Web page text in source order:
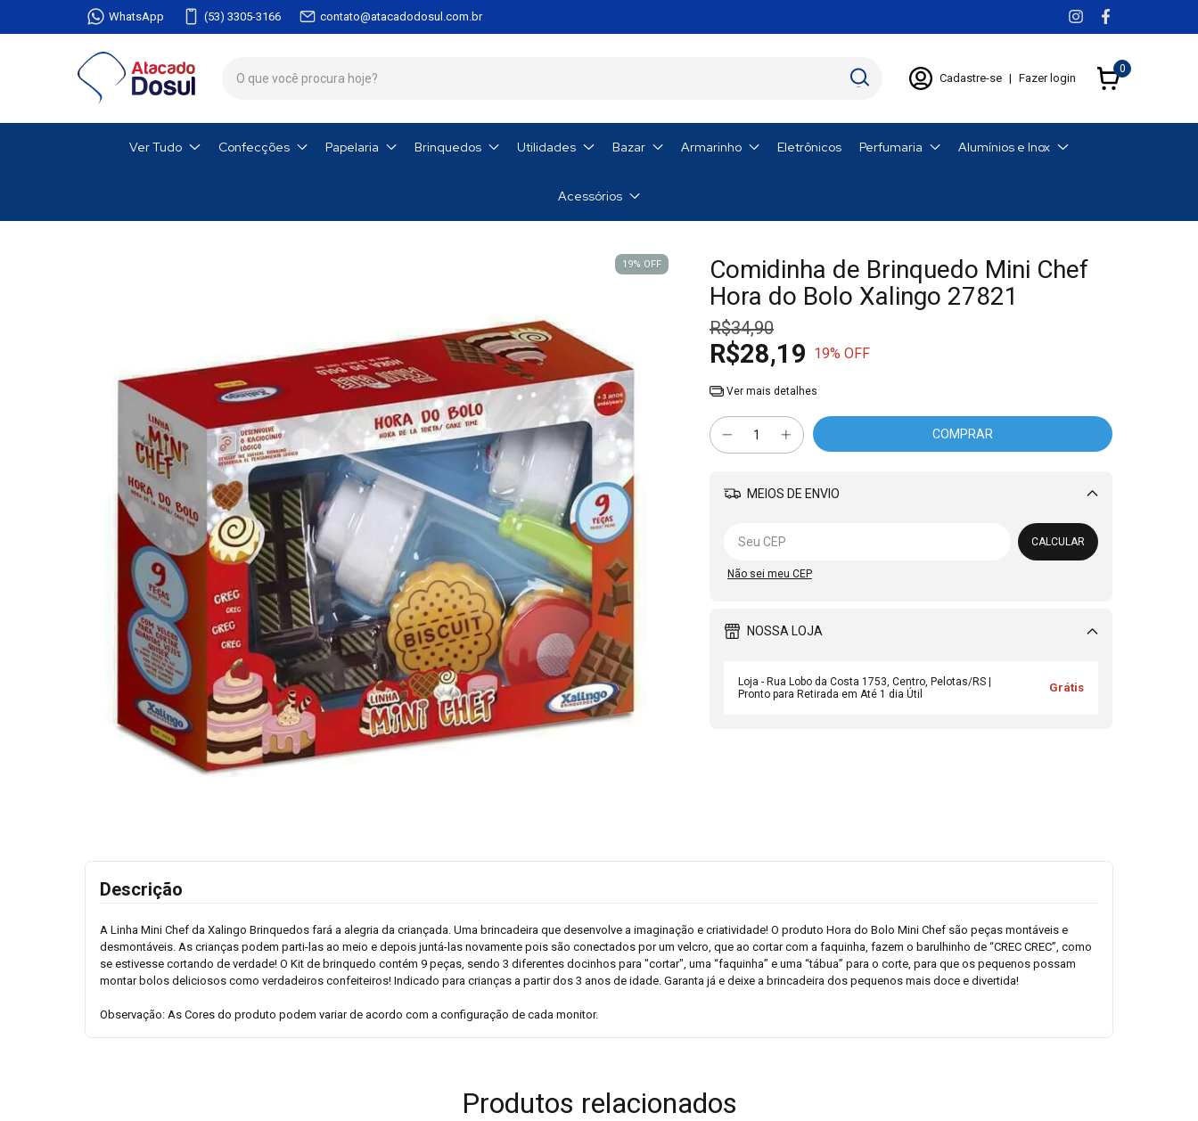
WhatsApp (53) 3305-3166 contato@atacadodosul.com.br
Cadastre-se | Fazer login
0
Ver Tudo Confecções Papelaria Brinquedos Utilidades Bazar Armarinho Eletrônicos Perfumaria Alumínios e Inox
Acessórios
19% OFF
Comidinha de Brinquedo Mini Chef
Hora do Bolo Xalingo 27821
R$34,90
R$28,19 19% OFF
Ver mais detalhes
MEIOS DE ENVIO
Alterar CEP
CALCULAR
Não sei meu CEP
NOSSA LOJA
Loja - Rua Lobo da Costa 1753, Centro, Pelotas/RS |
Pronto para Retirada em Até 1 dia Útil
Grátis
Descrição
A Linha Mini Chef da Xalingo Brinquedos fará a alegria da criançada. Uma brincadeira que desenvolve a imaginação e criatividade! O produto Hora do Bolo Mini Chef são peças montáveis e
desmontáveis. As crianças podem parti-las ao meio e depois juntá-las novamente pois são conectados por um velcro, que ao cortar com a faquinha, fazem o barulhinho de “CREC CREC”, como
se estivesse cortando de verdade! O Kit de brinquedo contém 9 peças, sendo 3 diferentes docinhos para "cortar", uma “faquinha” e uma “tábua” para o corte, para que os pequenos possam
montar bolos deliciosos como verdadeiros confeiteiros! Indicado para crianças a partir dos 3 anos de idade. Garanta já e deixe a brincadeira dos pequenos mais doce e divertida!
Observação: As Cores do produto podem variar de acordo com a configuração de cada monitor.
Produtos relacionados